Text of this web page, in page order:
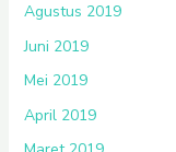
Agustus 2019
Juni 2019
Mei 2019
April 2019